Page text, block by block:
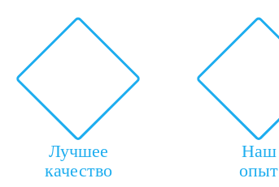
Лучшее
качество
Наш
опыт